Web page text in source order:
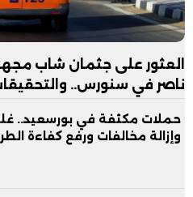
العثور على جثمان شاب
ناصر في سنورس..
حملات مكثفة في بورسعيد.. غلق
وإزالة مخالفات ورفع كفاءة